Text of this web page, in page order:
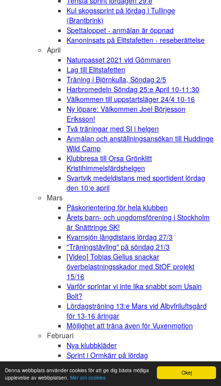
Okej
Denna webbplats använder cookies för att ge dig bästa möjliga
upplevelse av webbplatsen. Mer om cookies
Kul skogssprint på lördag i Tullinge
(Brantbrink)
Spettaloppet - anmälan är öppnad
Kanoninsats på Elitstafetten - reseberättelse
April
Naturpasset 2021 vid Gömmaren
Lag till Elitstafetten
Träning i Björnkulla, Söndag 2/5
Harbromedeln Söndag 25:e April 10-11:30
Välkommen till uppstartsläger 24/4 10-16
Ny löpare: Välkommen Joel Börjesson
Eriksson!
Två träningar med SI i helgen
Anmälan och anställningsansökan till Huddinge
Wild Camp
Klubbresa till Orsa Grönklitt
Kristihimmelsfärdshelgen
Svartvik medeldistans med sportident lördag
den 10:e april
Mars
Påskorientering för hela klubben
Årets barn- och ungdomsförening i Stockholm
är Snättringe SK!
Kvarnsjön långdistans lördag 27/3
"Träningstävling" på söndag 21/3
[Video] Tobias Gelius snackar
överbelastningsskador med StOF projekt
15/16
Varför sprintar vi inte lika snabbt som Usain
Bolt?
Lördagsträning 13:e Mars vid Albyfriluftsgård
för 13-16 åringar
Möjlighet att träna även för Vuxenmotion
Februari
Nya klubbkläder
Sprint i Ormkärr på lördag
Snättringe SK är nominerad till årets barn- och
ungdomsförening